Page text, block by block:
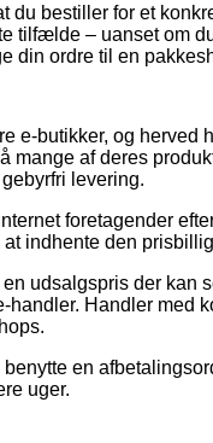
du bestiller for et
tilfælde – uanset om
din ordre til en
e-butikker, og herved
mange af deres
levering.
foretagender
indhente den
udsalgspris der kan
Handler med
en
uger.